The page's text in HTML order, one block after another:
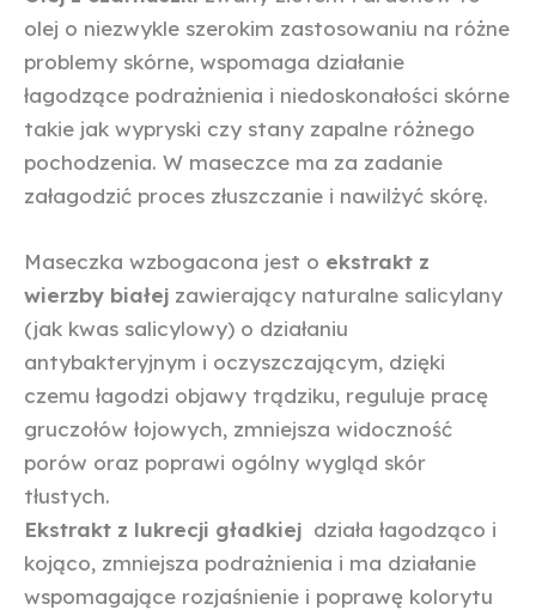
olej o niezwykle szerokim zastosowaniu na różne
problemy skórne, wspomaga działanie
łagodzące podrażnienia i niedoskonałości skórne
takie jak wypryski czy stany zapalne różnego
pochodzenia. W maseczce ma za zadanie
załagodzić proces złuszczanie i nawilżyć skórę.
Maseczka wzbogacona jest o ekstrakt z
wierzby białej zawierający naturalne salicylany
(jak kwas salicylowy) o działaniu
antybakteryjnym i oczyszczającym, dzięki
czemu łagodzi objawy trądziku, reguluje pracę
gruczołów łojowych, zmniejsza widoczność
porów oraz poprawi ogólny wygląd skór
tłustych.
Ekstrakt z lukrecji gładkiej działa łagodząco i
kojąco, zmniejsza podrażnienia i ma działanie
wspomagające rozjaśnienie i poprawę kolorytu